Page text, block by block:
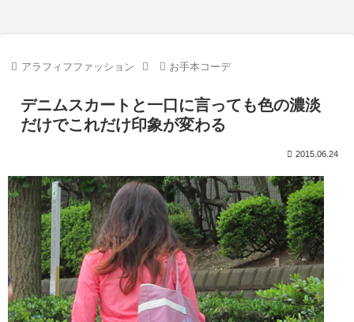
アラフィフファッション お手本コーデ
デニムスカートと一口に言っても色の濃淡
だけでこれだけ印象が変わる
2015.06.24